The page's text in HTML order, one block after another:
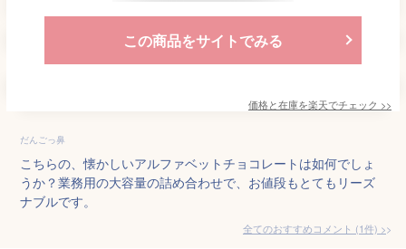
この商品をサイトでみる
価格と在庫を楽天でチェック >>
だんごっ鼻
こちらの、懐かしいアルファベットチョコレートは如何でしょ
うか？業務用の大容量の詰め合わせで、お値段もとてもリーズ
ナブルです。
全てのおすすめコメント (1件) >